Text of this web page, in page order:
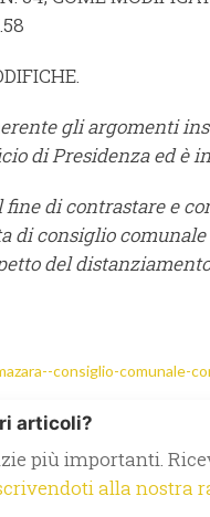
gli argomenti
di Presidenza ed è
fine di contrastare e
di consiglio
del
consiglio-comunale-
articoli?
più importanti.
alla nostra